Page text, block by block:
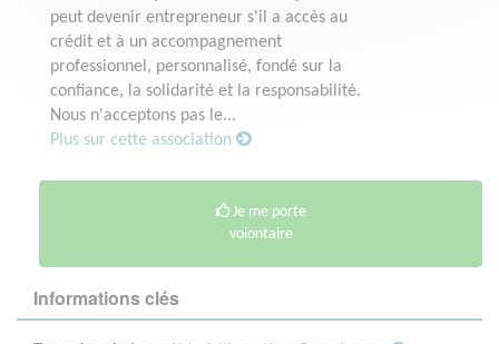
peut devenir entrepreneur s'il a accès au
crédit et à un accompagnement
professionnel, personnalisé, fondé sur la
confiance, la solidarité et la responsabilité.
Nous n'acceptons pas le...
Plus sur cette association
Je me porte
volontaire
Informations clés